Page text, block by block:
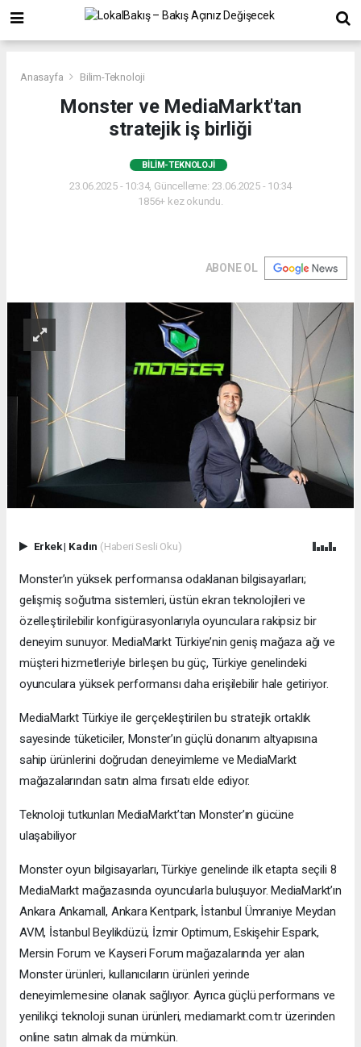
Anasayfa Bilim-Teknoloji
Monster ve MediaMarkt'tan
stratejik iş birliği
BILIM-TEKNOLOJI
23.06.2025 - 10:34, Güncelleme: 23.06.2025 - 10:34
1856+ kez okundu.
ABONE OL
Erkek| Kadın (Haberi Sesli Oku)
Monster’ın yüksek performansa odaklanan bilgisayarları;
gelişmiş soğutma sistemleri, üstün ekran teknolojileri ve
özelleştirilebilir konfigürasyonlarıyla oyunculara rakipsiz bir
deneyim sunuyor. MediaMarkt Türkiye’nin geniş mağaza ağı ve
müşteri hizmetleriyle birleşen bu güç, Türkiye genelindeki
oyunculara yüksek performansı daha erişilebilir hale getiriyor.
MediaMarkt Türkiye ile gerçekleştirilen bu stratejik ortaklık
sayesinde tüketiciler, Monster’ın güçlü donanım altyapısına
sahip ürünlerini doğrudan deneyimleme ve MediaMarkt
mağazalarından satın alma fırsatı elde ediyor.
Teknoloji tutkunları MediaMarkt’tan Monster’ın gücüne
ulaşabiliyor
Monster oyun bilgisayarları, Türkiye genelinde ilk etapta seçili 8
MediaMarkt mağazasında oyuncularla buluşuyor. MediaMarkt’ın
Ankara Ankamall, Ankara Kentpark, İstanbul Ümraniye Meydan
AVM, İstanbul Beylikdüzü, İzmir Optimum, Eskişehir Espark,
Mersin Forum ve Kayseri Forum mağazalarında yer alan
Monster ürünleri, kullanıcıların ürünleri yerinde
deneyimlemesine olanak sağlıyor. Ayrıca güçlü performans ve
yenilikçi teknoloji sunan ürünleri, mediamarkt.com.tr üzerinden
online satın almak da mümkün.